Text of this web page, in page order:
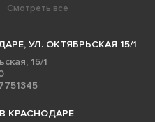
Смотреть все
УЛ. ОКТЯБРЬСКАЯ 15/1
15/1
КРАСНОДАРЕ